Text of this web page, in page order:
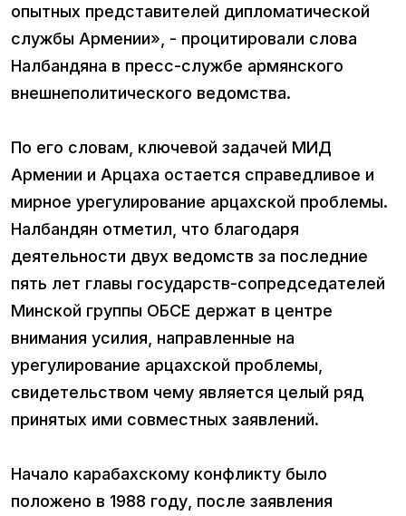
опытных представителей дипломатической
службы Армении», - процитировали слова
Налбандяна в пресс-службе армянского
внешнеполитического ведомства.
По его словам, ключевой задачей МИД
Армении и Арцаха остается справедливое и
мирное урегулирование арцахской проблемы.
Налбандян отметил, что благодаря
деятельности двух ведомств за последние
пять лет главы государств-сопредседателей
Минской группы ОБСЕ держат в центре
внимания усилия, направленные на
урегулирование арцахской проблемы,
свидетельством чему является целый ряд
принятых ими совместных заявлений.
Начало карабахскому конфликту было
положено в 1988 году, после заявления